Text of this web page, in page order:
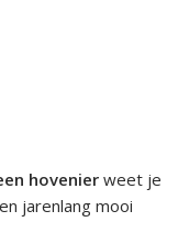
hovenier weet je
jarenlang mooi